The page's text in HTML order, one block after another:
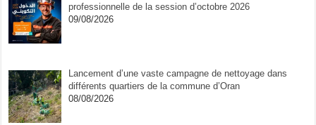
professionnelle de la session d’octobre 2026
09/08/2026
Lancement d’une vaste campagne de nettoyage dans
différents quartiers de la commune d’Oran
08/08/2026